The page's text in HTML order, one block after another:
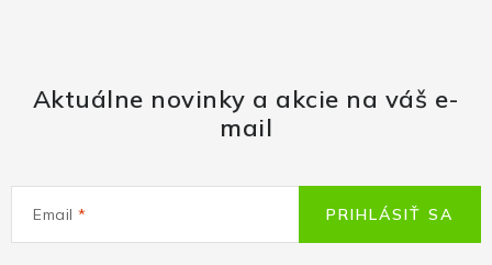
Aktuálne novinky a akcie na váš e-
mail
Email PRIHLÁSIŤ SA